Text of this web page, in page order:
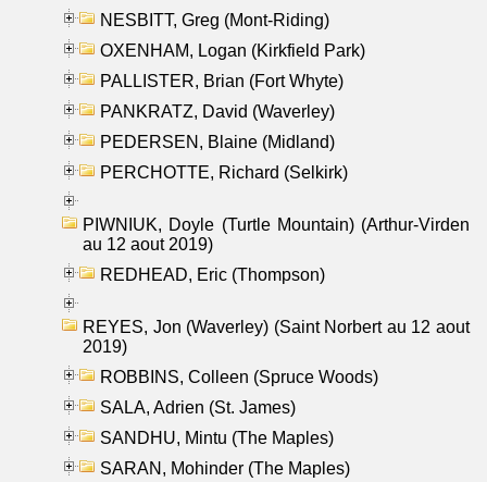
NESBITT, Greg (Mont-Riding)
OXENHAM, Logan (Kirkfield Park)
PALLISTER, Brian (Fort Whyte)
PANKRATZ, David (Waverley)
PEDERSEN, Blaine (Midland)
PERCHOTTE, Richard (Selkirk)
PIWNIUK, Doyle (Turtle Mountain) (Arthur-Virden
au 12 aout 2019)
REDHEAD, Eric (Thompson)
REYES, Jon (Waverley) (Saint Norbert au 12 aout
2019)
ROBBINS, Colleen (Spruce Woods)
SALA, Adrien (St. James)
SANDHU, Mintu (The Maples)
SARAN, Mohinder (The Maples)